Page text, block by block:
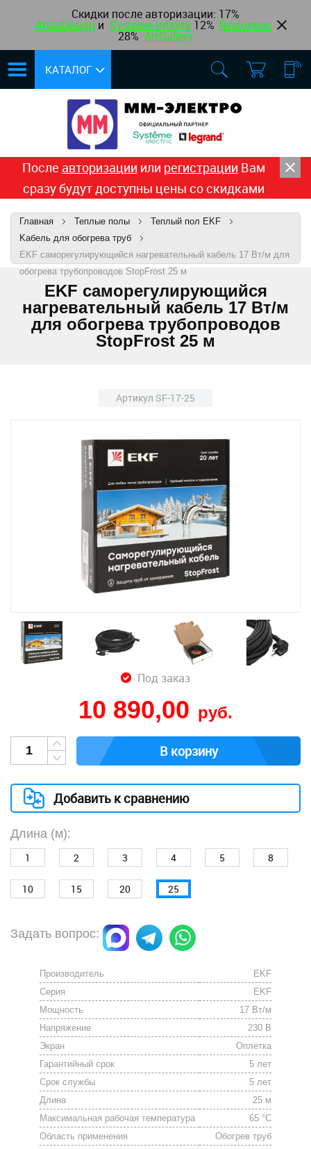
Скидки после авторизации: 17%
AtlasDesign и Systeme Infinity12% Теплолюкс
28% ArtGallery
КАТАЛОГ
После авторизации или регистрации Вам
сразу будут доступны цены со скидками
Главная Теплые полы
Теплый пол EKF
Kабель для обогрева труб
EKF саморегулирующийся нагревательный кабель 17 Вт/м для
обогрева трубопроводов StopFrost 25 м
EKF саморегулирующийся
нагревательный кабель 17 Вт/м
для обогрева трубопроводов
StopFrost 25 м
Артикул SF-17-25
Под заказ
10 890,00 руб.
В корзину
Добавить к сравнению
Длина (м):
1 2 3 4 5 8
10 15 20 25
Задать вопрос:
Производитель
EKF
Серия
EKF
Мощность
17 Вт/м
Напряжение
230 В
Экран
Оплетка
Гарантийный срок
5 лет
Срок службы
5 лет
Длина
25 м
Максимальная рабочая температура
65 °C
Область применения
Обогрев труб